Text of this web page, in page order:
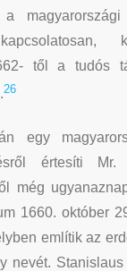
től a tudós
26
egy
értesíti Mr.
még
1660. október
említik az
nevét.